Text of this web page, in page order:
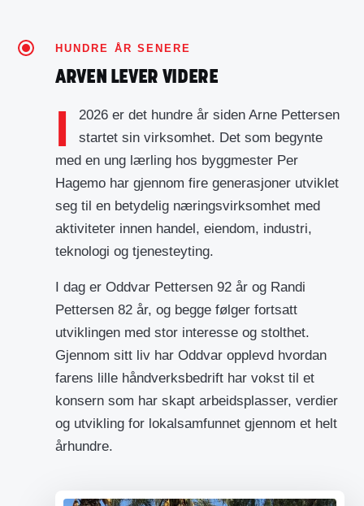
HUNDRE ÅR SENERE
ARVEN LEVER VIDERE
I
2026 er det hundre år siden Arne Pettersen
startet sin virksomhet. Det som begynte
med en ung lærling hos byggmester Per
Hagemo har gjennom fire generasjoner utviklet
seg til en betydelig næringsvirksomhet med
aktiviteter innen handel, eiendom, industri,
teknologi og tjenesteyting.
I dag er Oddvar Pettersen 92 år og Randi
Pettersen 82 år, og begge følger fortsatt
utviklingen med stor interesse og stolthet.
Gjennom sitt liv har Oddvar opplevd hvordan
farens lille håndverksbedrift har vokst til et
konsern som har skapt arbeidsplasser, verdier
og utvikling for lokalsamfunnet gjennom et helt
århundre.